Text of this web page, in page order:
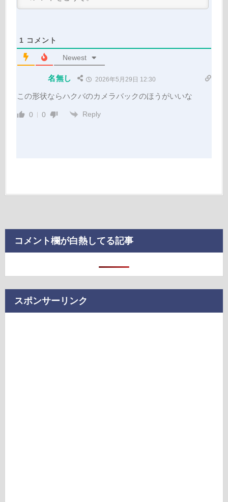
1 コメント
Newest
名無し 2026年5月29日 12:30
この形状ならハクバのカメラバックのほうがいいな
0 0 Reply
コメント欄が白熱してる記事
スポンサーリンク